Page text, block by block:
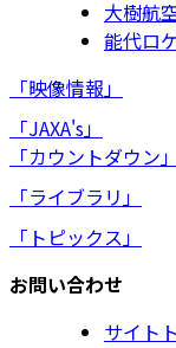
大樹航
能代ロ
「映像情報」
「JAXA's」
「カウントダウン」
「ライブラリ」
「トピックス」
お問い合わせ
サイト